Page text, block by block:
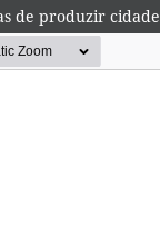
de produzir cidade